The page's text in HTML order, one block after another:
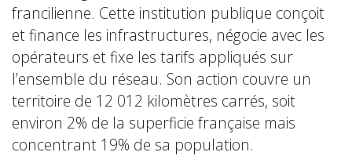
francilienne. Cette institution publique conçoit
et finance les infrastructures, négocie avec les
opérateurs et fixe les tarifs appliqués sur
l’ensemble du réseau. Son action couvre un
territoire de 12 012 kilomètres carrés, soit
environ 2% de la superficie française mais
concentrant 19% de sa population.